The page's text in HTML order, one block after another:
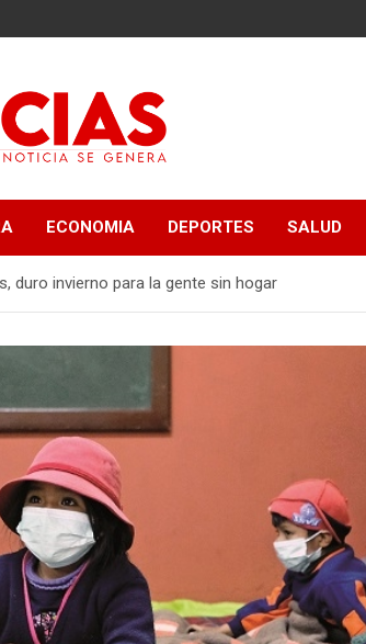
ECONOMIA DEPORTES SALUD
duro invierno para la gente sin hogar